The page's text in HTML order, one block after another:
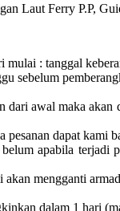
Laut Ferry P.P,
mulai : tanggal
sebelum
awal maka
pesanan dapat kami
apabila
mengganti
dalam 1 hari